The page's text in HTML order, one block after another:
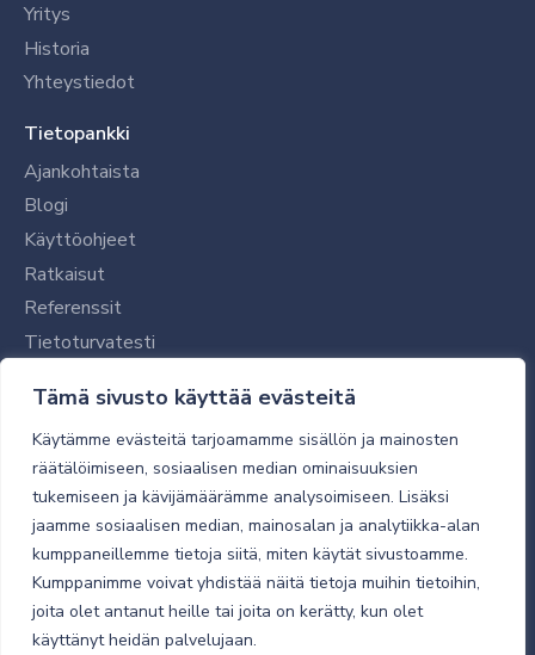
Tämä sivusto käyttää evästeitä
Käytämme evästeitä tarjoamamme sisällön ja mainosten
räätälöimiseen, sosiaalisen median ominaisuuksien
tukemiseen ja kävijämäärämme analysoimiseen. Lisäksi
jaamme sosiaalisen median, mainosalan ja analytiikka-alan
kumppaneillemme tietoja siitä, miten käytät sivustoamme.
Kumppanimme voivat yhdistää näitä tietoja muihin tietoihin,
joita olet antanut heille tai joita on kerätty, kun olet
käyttänyt heidän palvelujaan.
Yritys
Historia
Yhteystiedot
Tietopankki
Ajankohtaista
Blogi
Käyttöohjeet
Ratkaisut
Referenssit
Tietoturvatesti
Tilaajalle
Toimitustavat ja -kulut
Verkkokaupan yleiset ehdot
Toimitusehdot
Tietosuojaseloste
Tietoturva